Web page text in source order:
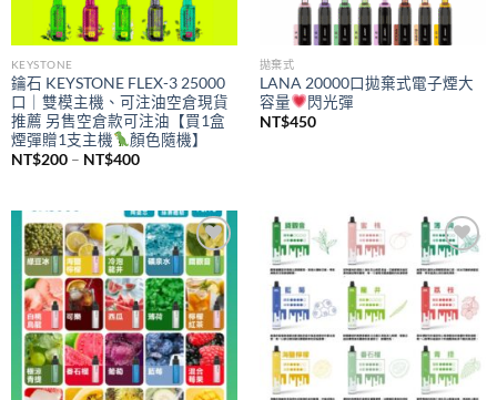
KEYSTONE
鑰石 KEYSTONE FLEX-3 25000
口｜雙模主機、可注油空倉現貨
推薦 另售空倉款可注油【買1盒
煙彈贈1支主機
顏色隨機】
NT$200 – NT$400價
NT$200
到
NT$400
拋棄式
LANA 20000口拋棄式電子煙大
容量
閃光彈
NT$450
Add to
wishlist
Add to